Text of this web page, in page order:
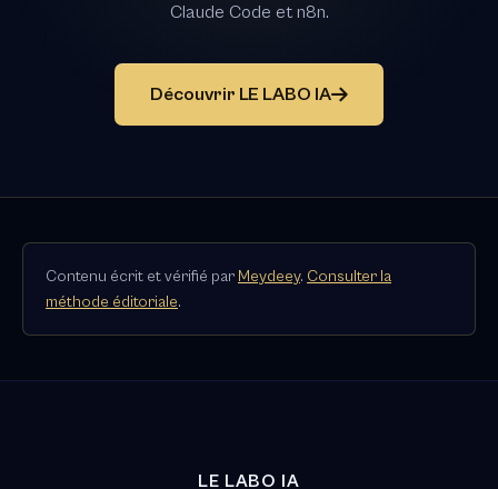
Claude Code et n8n.
Découvrir LE LABO IA
Contenu écrit et vérifié par Meydeey. Consulter la
méthode éditoriale.
LE LABO IA